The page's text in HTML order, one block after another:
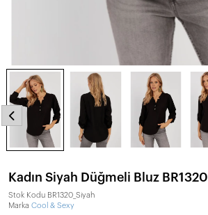
Kadın Siyah Düğmeli Bluz BR1320
Stok Kodu BR1320_Siyah
Marka Cool & Sexy